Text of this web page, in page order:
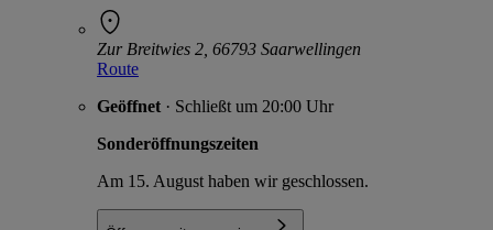
Zur Breitwies 2, 66793 Saarwellingen
Route
Geöffnet · Schließt um 20:00 Uhr
Sonderöffnungszeiten
Am 15. August haben wir geschlossen.